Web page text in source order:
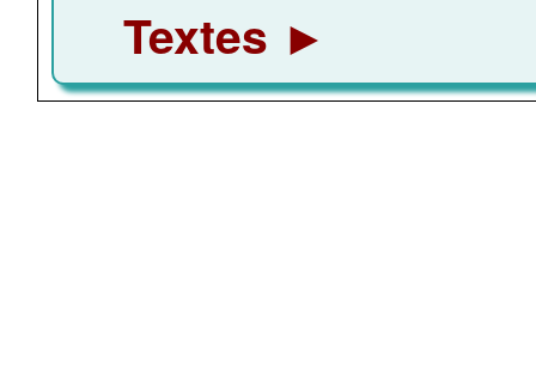
Textes ►